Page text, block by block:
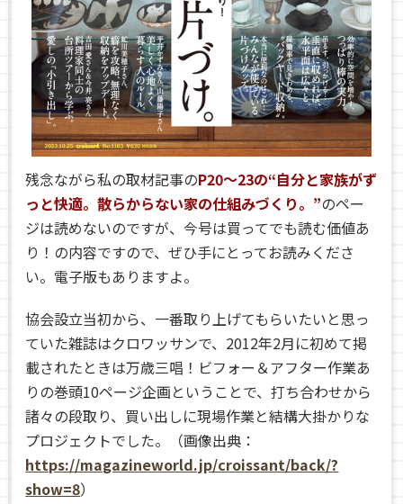
残念ながら私の取材記事のP20〜23の“自分と家族がず
っと快適。散らからない家の仕組みづくり。”のペー
ジは読めないのですが、今号は買ってでも読む価値あ
り！の内容ですので、ぜひ手にとってお読みくださ
い。電子版もありますよ。
協会設立当初から、一番取り上げてもらいたいと思っ
ていた雑誌はクロワッサンで、2012年2月に初めて掲
載されたときは万歳三唱！ビフォー＆アフター作業あ
りの巻頭10ページ企画ということで、打ち合わせから
諸々の段取り、買い出しに現場作業と結構大掛かりな
プロジェクトでした。（画像出典：
https://magazineworld.jp/croissant/back/?
show=8）